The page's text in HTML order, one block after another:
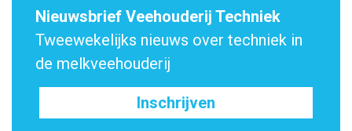
Nieuwsbrief Veehouderij Techniek
Tweewekelijks nieuws over techniek in
de melkveehouderij
Inschrijven